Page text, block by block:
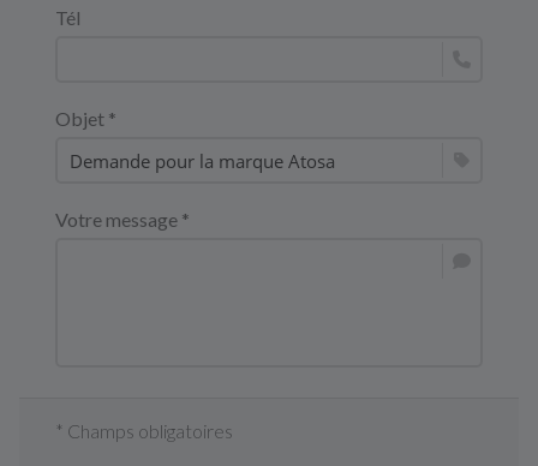
Tél
Objet *
Votre message *
* Champs obligatoires